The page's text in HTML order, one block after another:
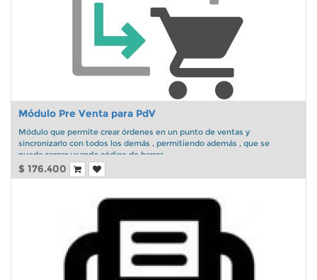
Módulo Pre Venta para PdV
Módulo que permite crear órdenes en un punto de ventas y
sincronizarlo con todos los demás , permitiendo además , que se
pueda cargar usando código de barras
$ 176.400